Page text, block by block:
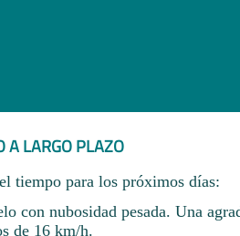
A LARGO PLAZO
tiempo para los próximos días:
con nubosidad pesada. Una
de 16 km/h.